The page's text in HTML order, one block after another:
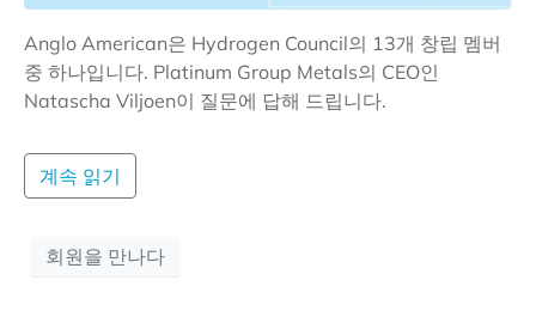
Anglo American은 Hydrogen Council의 13개 창립 멤버
중 하나입니다. Platinum Group Metals의 CEO인
Natascha Viljoen이 질문에 답해 드립니다.
계속 읽기
회원을 만나다